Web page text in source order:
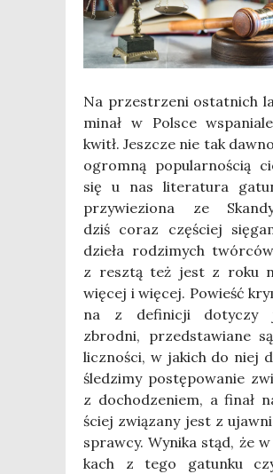
Na prze­strze­ni ostat­nich
mi­nał w Pol­sce
kwitł. Jesz­cze nie tak
ogrom­ną popu­lar­no­ścią
się u nas lite­ra­tu­ra
przy­wie­zio­na ze
dziś coraz czę­ściej
dzie­ła rodzi­mych
z resz­tą też jest z roku
wię­cej i wię­cej. Powieść
na z defi­ni­cji doty­czy
zbrod­ni, przed­sta­wia­ne
licz­no­ści, w jakich do niej
śle­dzi­my postę­po­wa­nie
z docho­dze­niem, a finał
ściej zwią­za­ny jest z
spraw­cy. Wyni­ka stąd, że
kach z tego gatun­ku